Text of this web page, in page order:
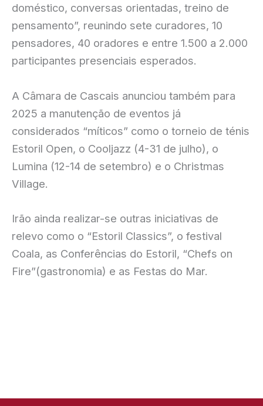
doméstico, conversas orientadas, treino de
pensamento”, reunindo sete curadores, 10
pensadores, 40 oradores e entre 1.500 a 2.000
participantes presenciais esperados.
A Câmara de Cascais anunciou também para
2025 a manutenção de eventos já
considerados “míticos” como o torneio de ténis
Estoril Open, o Cooljazz (4-31 de julho), o
Lumina (12-14 de setembro) e o Christmas
Village.
Irão ainda realizar-se outras iniciativas de
relevo como o “Estoril Classics”, o festival
Coala, as Conferências do Estoril, “Chefs on
Fire”(gastronomia) e as Festas do Mar.